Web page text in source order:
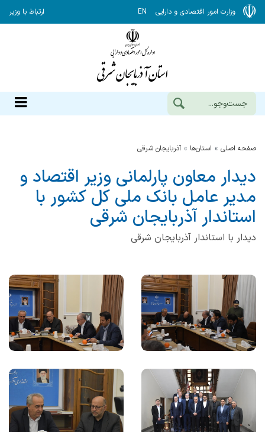
وزارت امور اقتصادی و دارایی EN ارتباط با وزیر
صفحه اصلی استان‌ها آذربايجان شرقي
دیدار معاون پارلمانی وزیر اقتصاد و
مدیر عامل بانک ملی کل کشور با
استاندار آذربایجان شرقی
دیدار با استاندار آذربایجان شرقی